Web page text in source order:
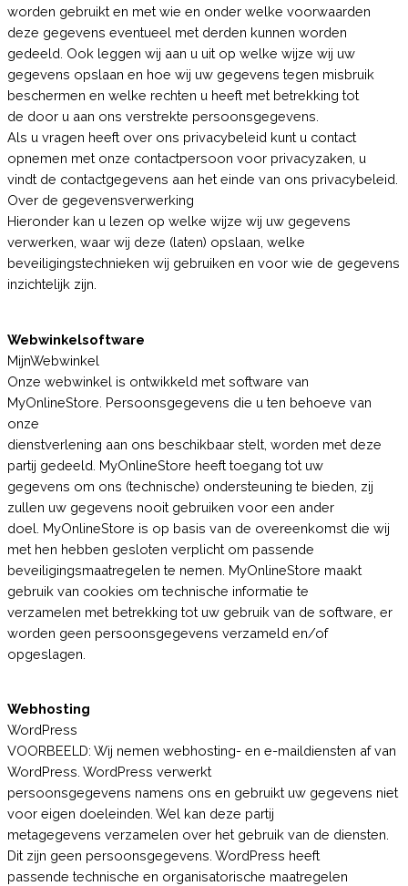
worden gebruikt en met wie en onder welke voorwaarden
deze gegevens eventueel met derden kunnen worden
gedeeld. Ook leggen wij aan u uit op welke wijze wij uw
gegevens opslaan en hoe wij uw gegevens tegen misbruik
beschermen en welke rechten u heeft met betrekking tot
de door u aan ons verstrekte persoonsgegevens.
Als u vragen heeft over ons privacybeleid kunt u contact
opnemen met onze contactpersoon voor privacyzaken, u
vindt de contactgegevens aan het einde van ons privacybeleid.
Over de gegevensverwerking
Hieronder kan u lezen op welke wijze wij uw gegevens
verwerken, waar wij deze (laten) opslaan, welke
beveiligingstechnieken wij gebruiken en voor wie de gegevens
inzichtelijk zijn.
Webwinkelsoftware
MijnWebwinkel
Onze webwinkel is ontwikkeld met software van
MyOnlineStore. Persoonsgegevens die u ten behoeve van
onze
dienstverlening aan ons beschikbaar stelt, worden met deze
partij gedeeld. MyOnlineStore heeft toegang tot uw
gegevens om ons (technische) ondersteuning te bieden, zij
zullen uw gegevens nooit gebruiken voor een ander
doel. MyOnlineStore is op basis van de overeenkomst die wij
met hen hebben gesloten verplicht om passende
beveiligingsmaatregelen te nemen. MyOnlineStore maakt
gebruik van cookies om technische informatie te
verzamelen met betrekking tot uw gebruik van de software, er
worden geen persoonsgegevens verzameld en/of
opgeslagen.
Webhosting
WordPress
VOORBEELD: Wij nemen webhosting- en e-maildiensten af van
WordPress. WordPress verwerkt
persoonsgegevens namens ons en gebruikt uw gegevens niet
voor eigen doeleinden. Wel kan deze partij
metagegevens verzamelen over het gebruik van de diensten.
Dit zijn geen persoonsgegevens. WordPress heeft
passende technische en organisatorische maatregelen